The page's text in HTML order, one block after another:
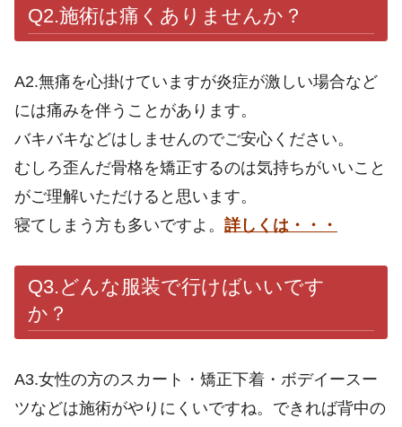
Q2.施術は痛くありませんか？
A2.無痛を心掛けていますが炎症が激しい場合など
には痛みを伴うことがあります。
バキバキなどはしませんのでご安心ください。
むしろ歪んだ骨格を矯正するのは気持ちがいいこと
がご理解いただけると思います。
寝てしまう方も多いですよ。 詳しくは・・・
Q3.どんな服装で行けばいいです
か？
A3.女性の方のスカート・矯正下着・ボデイースー
ツなどは施術がやりにくいですね。できれば背中の